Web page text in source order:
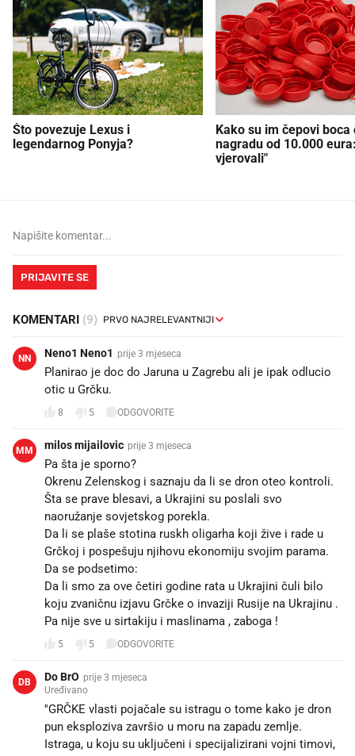
Što povezuje Lexus i
legendarnog Ponyja?
Kako su im čepovi boca
nagradu od 10.000
vjerovali"
PRIJAVITE SE
KOMENTARI (9)
NN Neno1 Neno1 prije 3 mjeseca
Planirao je doc do Jaruna u Zagrebu ali je ipak odlucio
otic u Grčku.
8 5 ODGOVORITE
MM milos mijailovic prije 3 mjeseca
Pa šta je sporno?
Okrenu Zelenskog i saznaju da li se dron oteo kontroli.
Šta se prave blesavi, a Ukrajini su poslali svo
naoružanje sovjetskog porekla.
Da li se plaše stotina ruskh oligarha koji žive i rade u
Grčkoj i pospešuju njihovu ekonomiju svojim parama.
Da se podsetimo:
Da li smo za ove četiri godine rata u Ukrajini čuli bilo
koju zvaničnu izjavu Grčke o invaziji Rusije na Ukrajinu .
Pa nije sve u sirtakiju i maslinama , zaboga !
5 5 ODGOVORITE
DB Do BrO prije 3 mjeseca
Uređivano
''GRČKE vlasti pojačale su istragu o tome kako je dron
pun eksploziva završio u moru na zapadu zemlje.
Istraga, u koju su uključeni i specijalizirani vojni timovi,